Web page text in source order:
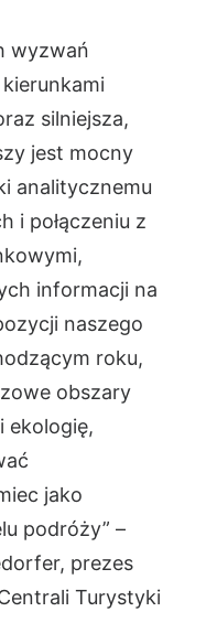
wyzwań
silniejsza,
jest mocny
analitycznemu
i połączeniu z
informacji na
naszego
roku,
obszary
ekologię,
jako
podróży” –
prezes
Turystyki